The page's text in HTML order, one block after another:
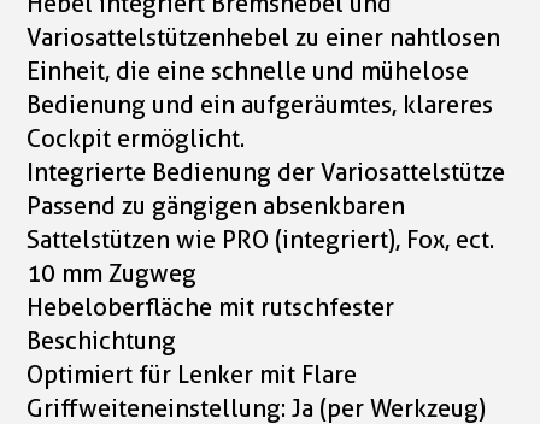
Variosattelstützenhebel zu einer nahtlosen
Einheit, die eine schnelle und mühelose
Bedienung und ein aufgeräumtes, klareres
Cockpit ermöglicht.
Integrierte Bedienung der Variosattelstütze
Passend zu gängigen absenkbaren
Sattelstützen wie PRO (integriert), Fox, ect.
10 mm Zugweg
Hebeloberfläche mit rutschfester
Beschichtung
Optimiert für Lenker mit Flare
Griffweiteneinstellung: Ja (per Werkzeug)